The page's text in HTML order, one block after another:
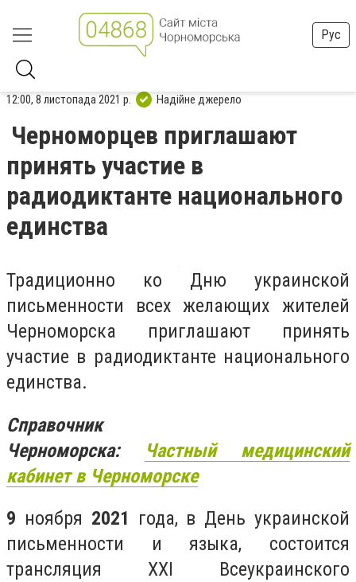
Рус
12:00, 8 листопада 2021 р. Надійне джерело
Черноморцев приглашают
принять участие в
радиодиктанте национального
единства
Традиционно ко Дню украинской
письменности всех желающих жителей
Черноморска приглашают принять
участие в радиодиктанте национального
единства.
Справочник
Черноморска:
Частныймедицинский
кабинет в Черноморске
9 ноября 2021 года, в День украинской
письменности и языка, состоится
трансляция ХХІ Всеукраинского